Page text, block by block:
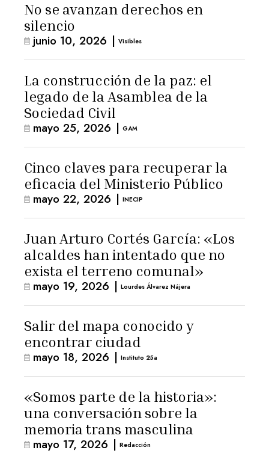
No se avanzan derechos en
silencio
junio 10, 2026 | Visibles
La construcción de la paz: el
legado de la Asamblea de la
Sociedad Civil
mayo 25, 2026 | GAM
Cinco claves para recuperar la
eficacia del Ministerio Público
mayo 22, 2026 | INECIP
Juan Arturo Cortés García: «Los
alcaldes han intentado que no
exista el terreno comunal»
mayo 19, 2026 | Lourdes Álvarez Nájera
Salir del mapa conocido y
encontrar ciudad
mayo 18, 2026 | Instituto 25a
«Somos parte de la historia»:
una conversación sobre la
memoria trans masculina
mayo 17, 2026 | Redacción